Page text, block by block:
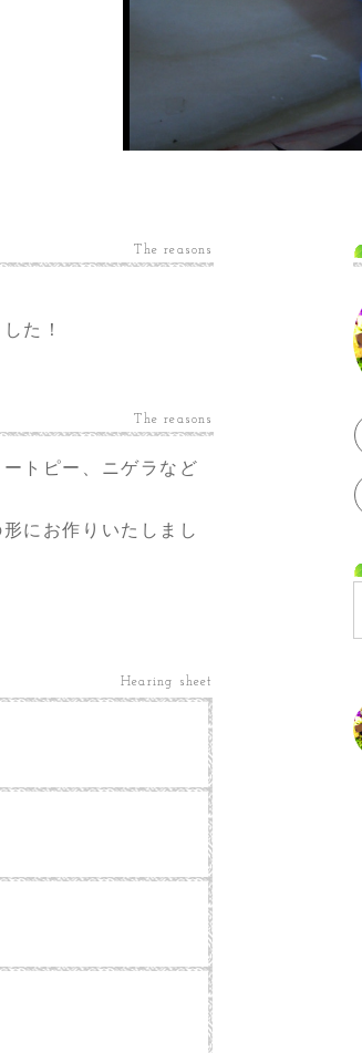
The reasons
た！
The reasons
トピー、ニゲラなど
にお作りいたしまし
Hearing sheet